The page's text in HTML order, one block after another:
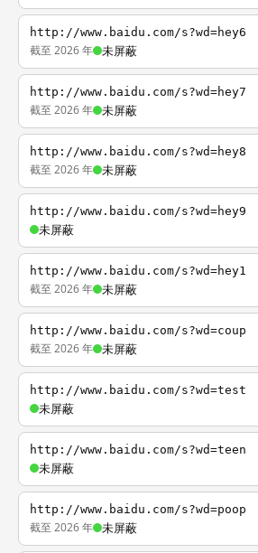
http://www.baidu.com/s?wd=hey6
截至 2026 年 未屏蔽
http://www.baidu.com/s?wd=hey7
截至 2026 年 未屏蔽
http://www.baidu.com/s?wd=hey8
截至 2026 年 未屏蔽
http://www.baidu.com/s?wd=hey9
未屏蔽
http://www.baidu.com/s?wd=hey1
截至 2026 年 未屏蔽
http://www.baidu.com/s?wd=coup
截至 2026 年 未屏蔽
http://www.baidu.com/s?wd=test
未屏蔽
http://www.baidu.com/s?wd=teen
未屏蔽
http://www.baidu.com/s?wd=poop
截至 2026 年 未屏蔽